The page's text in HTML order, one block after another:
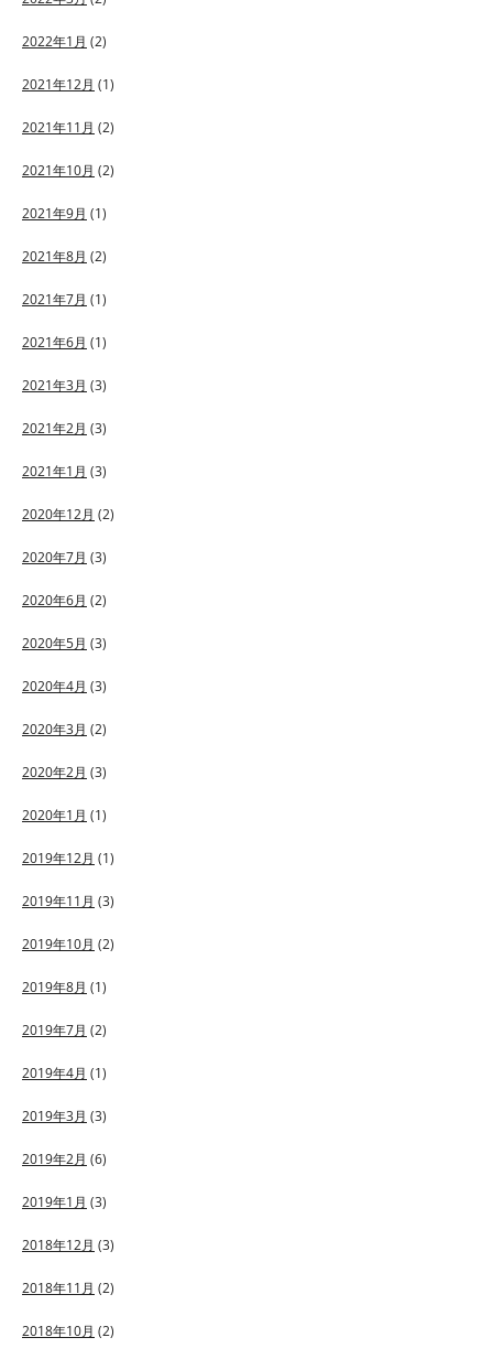
2022年1月 (2)
2021年12月 (1)
2021年11月 (2)
2021年10月 (2)
2021年9月 (1)
2021年8月 (2)
2021年7月 (1)
2021年6月 (1)
2021年3月 (3)
2021年2月 (3)
2021年1月 (3)
2020年12月 (2)
2020年7月 (3)
2020年6月 (2)
2020年5月 (3)
2020年4月 (3)
2020年3月 (2)
2020年2月 (3)
2020年1月 (1)
2019年12月 (1)
2019年11月 (3)
2019年10月 (2)
2019年8月 (1)
2019年7月 (2)
2019年4月 (1)
2019年3月 (3)
2019年2月 (6)
2019年1月 (3)
2018年12月 (3)
2018年11月 (2)
2018年10月 (2)